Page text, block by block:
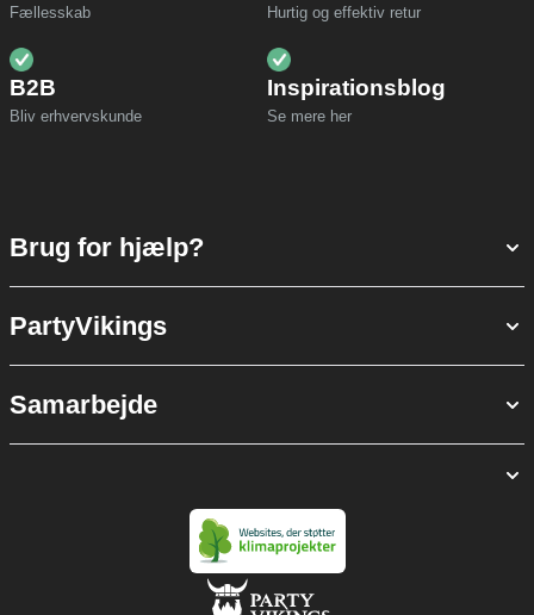
Fællesskab Hurtig og effektiv retur
B2B
Bliv erhvervskunde
Inspirationsblog
Se mere her
Brug for hjælp?
PartyVikings
Samarbejde